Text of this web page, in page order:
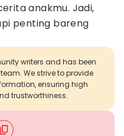
anakmu. Jadi,
penting bareng
writers and has been
We strive to provide
ensuring high
trustworthiness.